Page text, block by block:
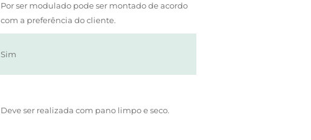
Por ser modulado pode ser montado de acordo
com a preferência do cliente.
Sim
Deve ser realizada com pano limpo e seco.